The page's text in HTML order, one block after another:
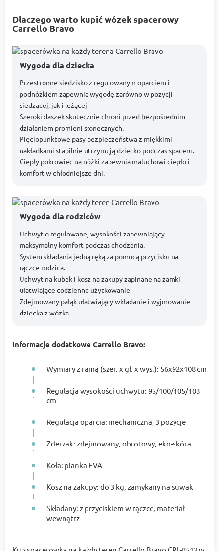
Dlaczego warto kupić wózek spacerowy
Carrello Bravo
Wygoda dla dziecka
Przestronne siedzisko z regulowanym oparciem i
podnóżkiem zapewnia wygodę zarówno w pozycji
siedzącej, jak i leżącej.
Szeroki daszek skutecznie chroni przed bezpośrednim
działaniem promieni słonecznych.
Pięciopunktowe pasy bezpieczeństwa z miękkimi
nakładkami stabilnie utrzymują dziecko podczas spaceru.
Ciepły pokrowiec na nóżki zapewnia maluchowi ciepło i
komfort w chłodniejsze dni.
Wygoda dla rodziców
Uchwyt o regulowanej wysokości zapewniający
maksymalny komfort podczas chodzenia.
System składania jedną ręką za pomocą przycisku na
rączce rodzica.
Uchwyt na kubek i kosz na zakupy zapinane na zamki
ułatwiające codzienne użytkowanie.
Zdejmowany pałąk ułatwiający wkładanie i wyjmowanie
dziecka z wózka.
Informacje dodatkowe Carrello Bravo:
Wymiary z ramą (szer. x gł. x wys.): 56x92x108 cm
Regulacja wysokości uchwytu: 95/100/105/108
cm
Regulacja oparcia: mechaniczna, 3 pozycje
Zderzak: zdejmowany, obrotowy, eko-skóra
Koła: pianka EVA
Kosz na zakupy: do 3 kg, zamykany na suwak
Składany: z przyciskiem w rączce, materiał
wewnątrz